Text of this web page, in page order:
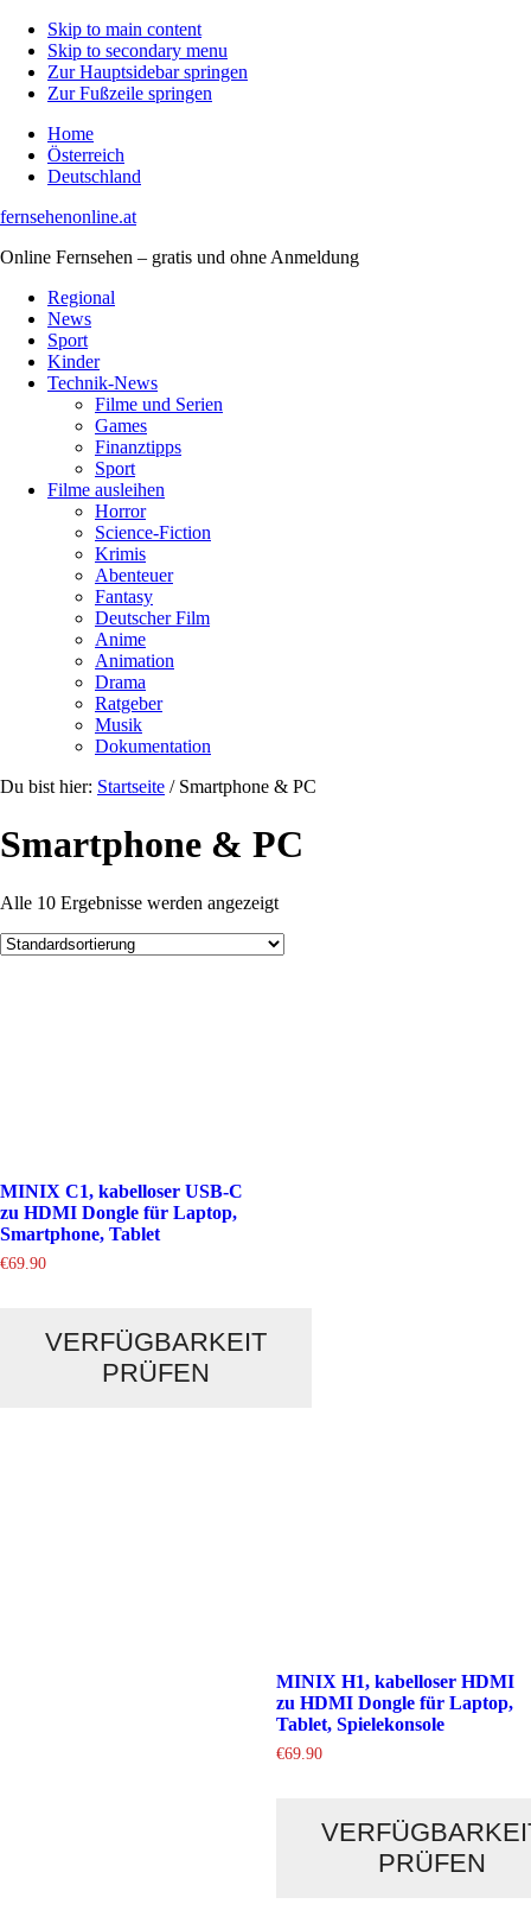
Skip to main content
Skip to secondary menu
Zur Hauptsidebar springen
Zur Fußzeile springen
Home
Österreich
Deutschland
fernsehenonline.at
Online Fernsehen – gratis und ohne Anmeldung
Regional
News
Sport
Kinder
Technik-News
Filme und Serien
Games
Finanztipps
Sport
Filme ausleihen
Horror
Science-Fiction
Krimis
Abenteuer
Fantasy
Deutscher Film
Anime
Animation
Drama
Ratgeber
Musik
Dokumentation
Du bist hier: Startseite /Smartphone & PC
Smartphone & PC
Alle 10 Ergebnisse werden angezeigt
MINIX C1, kabelloser USB-C
zu HDMI Dongle für Laptop,
Smartphone, Tablet
€69.90
VERFÜGBARKEIT
PRÜFEN
MINIX H1, kabelloser HDMI
zu HDMI Dongle für Laptop,
Tablet, Spielekonsole
€69.90
PRÜFEN